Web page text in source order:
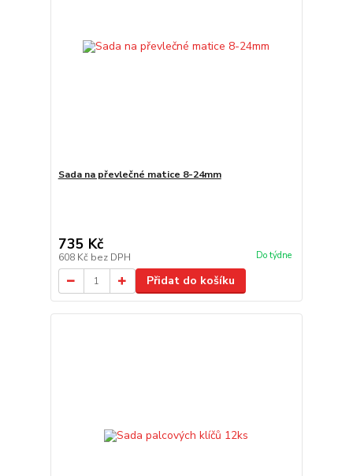
Sada na převlečné matice 8-24mm
735 Kč
608 Kč bez DPH Do týdne
Přidat do košíku